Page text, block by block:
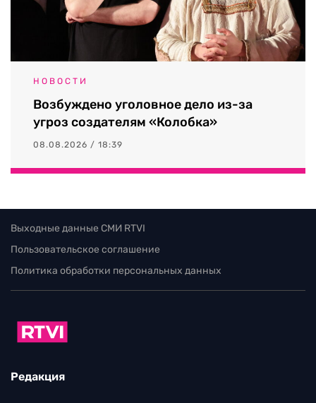
НОВОСТИ
Возбуждено уголовное дело из-за
угроз создателям «Колобка»
08.08.2026 / 18:39
Выходные данные СМИ RTVI
Пользовательское соглашение
Политика обработки персональных данных
Редакция